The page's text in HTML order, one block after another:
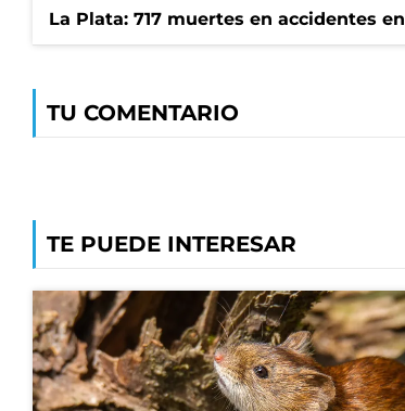
La Plata: 717 muertes en accidentes
TU COMENTARIO
TE PUEDE INTERESAR